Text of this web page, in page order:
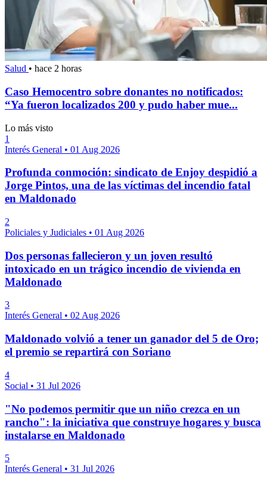
Salud • hace 2 horas
Caso Hemocentro sobre donantes no notificados:
“Ya fueron localizados 200 y pudo haber mue...
Lo más visto
1
Interés General • 01 Aug 2026
Profunda conmoción: sindicato de Enjoy despidió a
Jorge Pintos, una de las víctimas del incendio fatal
en Maldonado
2
Policiales y Judiciales • 01 Aug 2026
Dos personas fallecieron y un joven resultó
intoxicado en un trágico incendio de vivienda en
Maldonado
3
Interés General • 02 Aug 2026
Maldonado volvió a tener un ganador del 5 de Oro;
el premio se repartirá con Soriano
4
Social • 31 Jul 2026
"No podemos permitir que un niño crezca en un
rancho": la iniciativa que construye hogares y busca
instalarse en Maldonado
5
Interés General • 31 Jul 2026